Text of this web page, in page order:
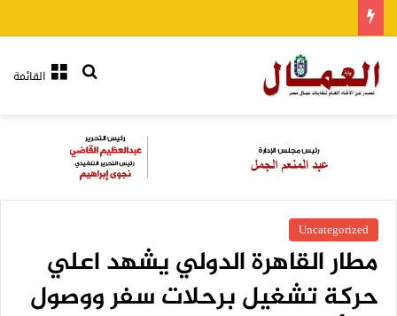
القائمةبحث عن
Uncategorized
مطار القاهرة الدولي يشهد اعلي
حركة تشغيل برحلات سفر ووصول